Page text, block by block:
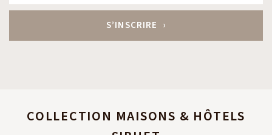
COLLECTION MAISONS & HÔTELS